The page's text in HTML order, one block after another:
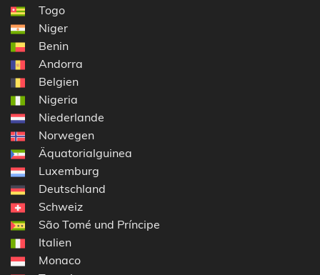
Togo
Niger
Benin
Andorra
Belgien
Nigeria
Niederlande
Norwegen
Äquatorialguinea
Luxemburg
Deutschland
Schweiz
São Tomé und Príncipe
Italien
Monaco